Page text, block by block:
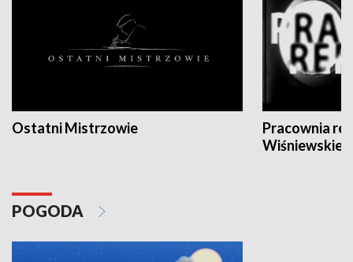
Ostatni Mistrzowie
Pracownia
POGODA